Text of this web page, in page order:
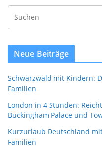
Neue Beiträge
Schwarzwald mit Kindern:
Familien
London in 4 Stunden:
Buckingham Palace und
Kurzurlaub Deutschland
Familien